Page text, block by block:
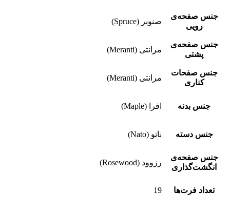
جنس صفحه‌ی
رویی
صنوبر (Spruce)
جنس صفحه‌ی
پشتی
مرانتی (Meranti)
جنس صفحات
کناری
مرانتی (Meranti)
جنس بدنه افرا (Maple)
جنس دسته ناتو (Nato)
جنس صفحه‌ی
انگشت‌گذاری
رزوود (Rosewood)
تعداد فرت‌ها 19